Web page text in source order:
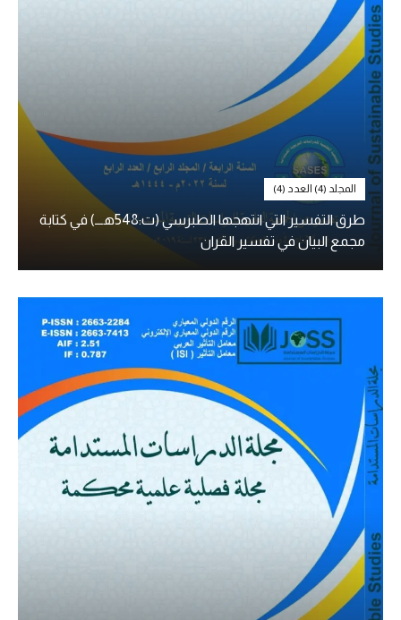
المجلد (4) العدد (4)
طرق التفسير التي انتهجها الطبرسي (ت:548هـــ) في كتابة
مجمع البيان في تفسير القران